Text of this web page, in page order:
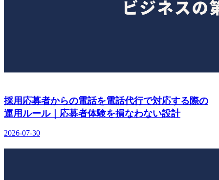
採用応募者からの電話を電話代行で対応する際の
運用ルール｜応募者体験を損なわない設計
2026-07-30